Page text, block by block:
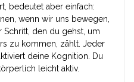
bedeutet aber einfach:
wenn wir uns bewegen,
den du gehst, um
zu kommen, zählt. Jeder
deine Kognition. Du
leicht aktiv.